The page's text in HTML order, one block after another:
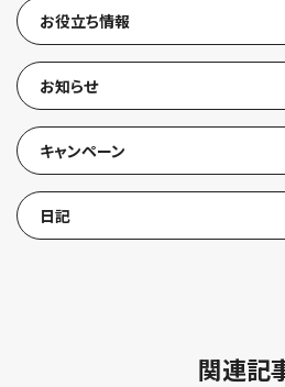
お役立ち情報
お知らせ
キャンペーン
日記
関連記